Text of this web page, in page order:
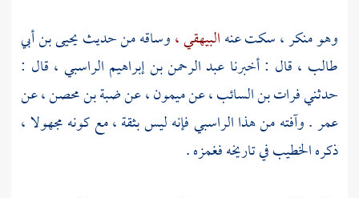
وهو منكر ، سكت عنهالبيهقي ،وساقه من حديثيحيى بن أبي
طالب ، قال : أخبرنا عبد الرحمن بن إبراهيم الراسبي ، قال :
حدثنيفرات بن السائب ،عنميمون ،عنضبة بن محصن ،عن
عمر. وآفته من هذاالراسبيفإنه ليس بثقة ، مع كونه مجهولا ،
ذكره الخطيب في تاريخه فغمزه .